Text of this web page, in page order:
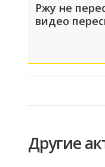
Ржу не
видео
Другие